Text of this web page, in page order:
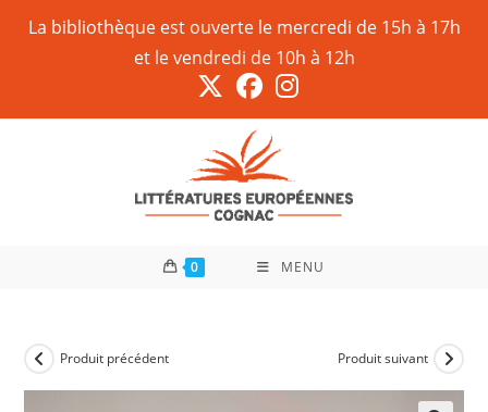
La bibliothèque est ouverte le mercredi de 15h à 17h
et le vendredi de 10h à 12h
0 MENU
Produit précédent Produit suivant